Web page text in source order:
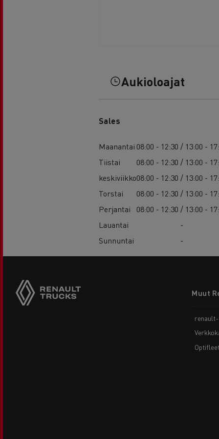
Aukioloajat
Sales
Maanantai 08:00 - 12:30 / 13:00 -
Tiistai
08:00 - 12:30 / 13:00 -
keskiviikko08:00 - 12:30 / 13:00 -
Torstai
08:00 - 12:30 / 13:00 -
Perjantai
08:00 - 12:30 / 13:00 -
Lauantai
-
Sunnuntai
-
menuMuut